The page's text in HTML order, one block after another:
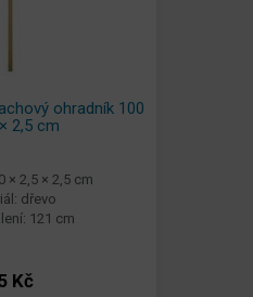
ohradník 100
2,5 cm
× 2,5 × 2,5 cm
dřevo
121 cm
Kč